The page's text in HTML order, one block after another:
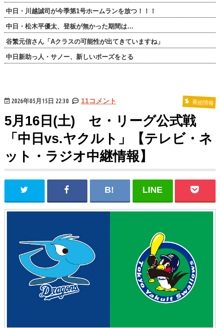
中日・川越誠司が今季第1号ホームランを放つ！！！
中日・松木平優太、登板が無かった期間は…
谷繁元信さん「Aクラスの可能性が出てきていますね」
中日新助っ人・サノー、新しいポーズをとる
2026年05月15日 22:30 11コメント 番組情報
5月16日(土) セ・リーグ公式戦
「中日vs.ヤクルト」【テレビ・ネ
ット・ラジオ中継情報】